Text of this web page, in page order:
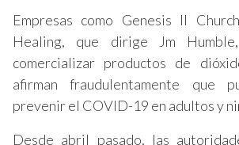
Empresas como Genesis II
Healing, que dirige Jm
comercializar productos de
afirman fraudulentamente que
prevenir el COVID-19 en adultos y
Desde abril pasado, las